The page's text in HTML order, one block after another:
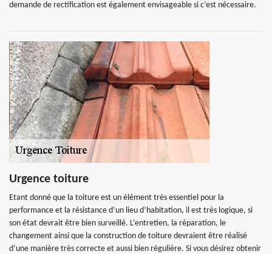
demande de rectification est également envisageable si c’est nécessaire.
Urgence toiture
Etant donné que la toiture est un élément très essentiel pour la
performance et la résistance d’un lieu d’habitation, il est très logique, si
son état devrait être bien surveillé. L’entretien, la réparation, le
changement ainsi que la construction de toiture devraient être réalisé
d’une manière très correcte et aussi bien régulière. Si vous désirez obtenir